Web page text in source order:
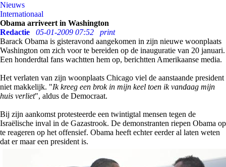
Nieuws
Internationaal
Obama arriveert in Washington
Redactie
05-01-2009 07:52
print
Barack Obama is gisteravond aangekomen in zijn nieuwe woonplaats
Washington om zich voor te bereiden op de inauguratie van 20 januari.
Een honderdtal fans wachtten hem op, berichtten Amerikaanse media.
Het verlaten van zijn woonplaats Chicago viel de aanstaande president
niet makkelijk. "Ik kreeg een brok in mijn keel toen ik vandaag mijn
huis verliet", aldus de Democraat.
Bij zijn aankomst protesteerde een twintigtal mensen tegen de
Israëlische inval in de Gazastrook. De demonstranten riepen Obama op
te reageren op het offensief. Obama heeft echter eerder al laten weten
dat er maar een president is.